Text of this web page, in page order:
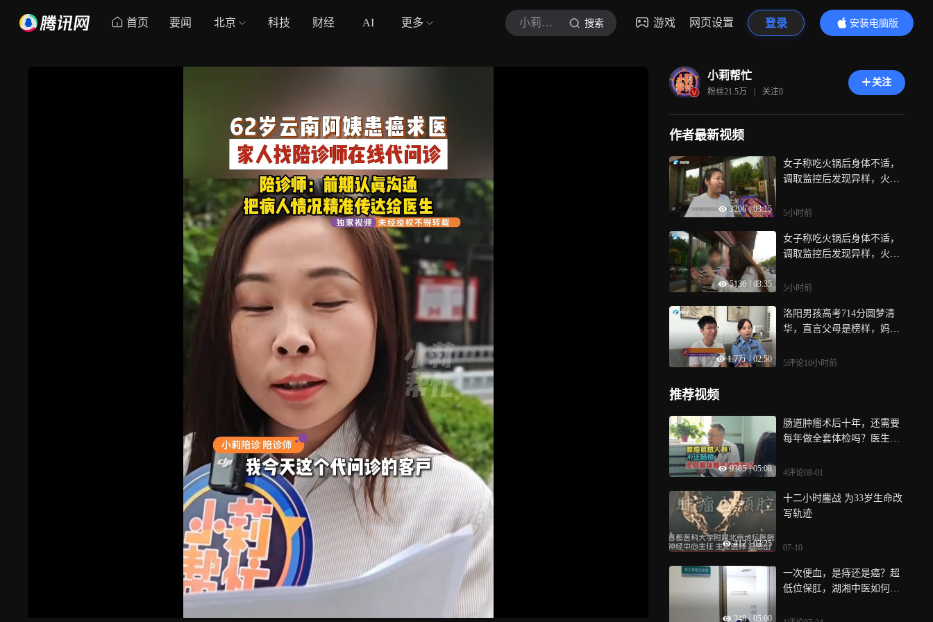
首页 要闻 北京 科技 财经 AI 更多 小莉帮忙 搜索 游戏 网页设置 登录
安装电脑版
内容更精彩
小莉帮忙
粉丝21.5万 | 关注0
关注
作者最新视频
3206 | 03:15
女子称吃火锅后身体不适，
调取监控后发现异样，火锅
的
5小时前
5136 03:35
女子称吃火锅后身体不适，
调取监控后发现异样，火锅
的，市场监管部门介入调查
5小时前
1.7万 | 02:50
洛阳男孩高考714分圆梦清
华，直言父母是榜样，妈妈
看书，营造学习氛围
5评论10小时前
推荐视频
9305 | 05:08
肠道肿瘤术后十年，还需要
每年做全套体检吗？医生给
4评论08-01
412 | 03:25
十二小时鏖战 为33岁生命改
写轨迹
07-10
348 | 05:00
一次便血，是痔还是癌？超
低位保肛，湖湘中医如何做